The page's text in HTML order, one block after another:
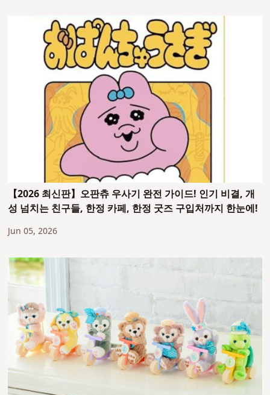
【2026 최신판】오판츄 우사기 완전 가이드! 인기 비결, 개
성 넘치는 친구들, 한정 카페, 한정 굿즈 구입처까지 한눈에!
Jun 05, 2026